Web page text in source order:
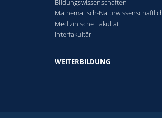
Bildungswissenschaften
Mathematisch-
Medizinische Fakultät
Interfakultär
WEITERBILDUNG